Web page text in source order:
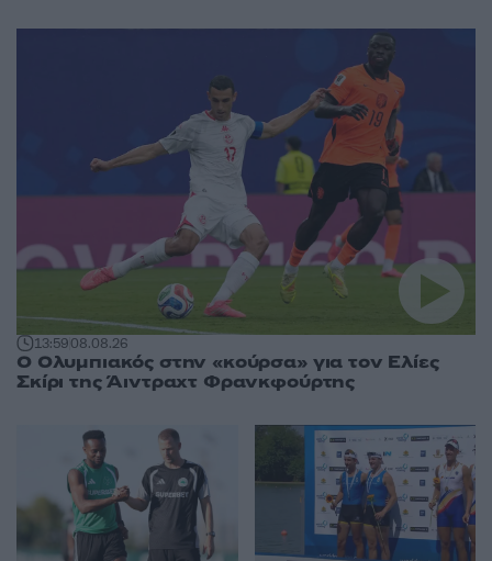
13:5908.08.26
Ο Ολυμπιακός στην «κούρσα» για τον Ελίες
Σκίρι της Άιντραχτ Φρανκφούρτης